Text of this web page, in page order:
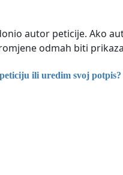
autor peticije. Ako
odmah biti
ili uredim svoj potpis?